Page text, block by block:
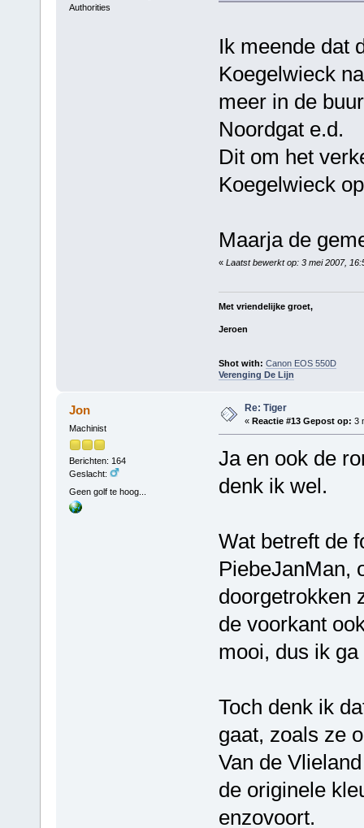
Authorities
Ik meende dat
Koegelwieck
meer in de
Noordgat e.d.
Dit om het
Koegelwieck
Maarja de
« Laatst bewerkt op: 3 mei 2007,
Met vriendelijke groet,
Jeroen
Shot with: Canon EOS 550D
Verenging De Lijn
Jon
Machinist
Berichten: 164
Geslacht:
Geen golf te hoog...
Re: Tiger
« Reactie #13 Gepost op: 3
Ja en ook de
denk ik wel.
Wat betreft de
PiebeJanMan,
doorgetrokken
de voorkant
mooi, dus ik
Toch denk ik
gaat, zoals ze
Van de
de originele
enzovoort.